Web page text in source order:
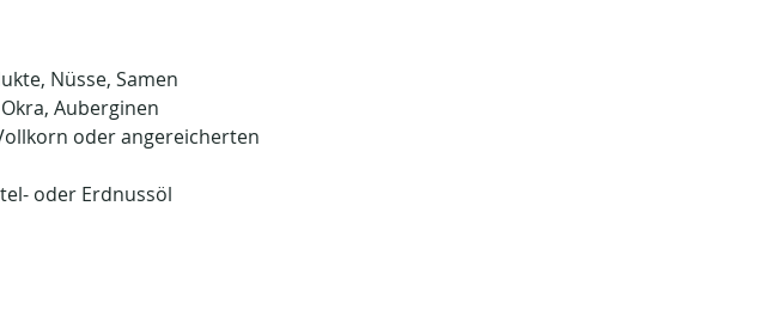
Nüsse, Samen
Auberginen
oder angereicherten
oder Erdnussöl